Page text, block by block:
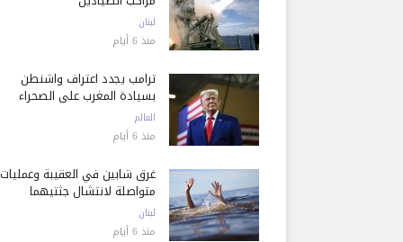
لبنان
منذ 6 أيام
ترامب يجدد اعتراف واشنطن
بسيادة المغرب على الصحراء
العالم
منذ 6 أيام
غرق شابين في العقيبة وعمليات
متواصلة لانتشال جثتيهما
لبنان
منذ 6 أيام